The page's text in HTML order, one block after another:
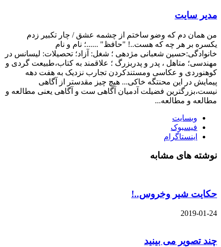
مدیر سایت
من همان دم که وضو ساختم از چشمه عشق / چار تکبیر زدم
یکسره بر هر چه که هست..! "حافظ" ......؛ نام و نام
خانوادگی:حسین شعبانی مژدهی ؛ شغل: آزاد؛ تحصیلات: لیسانس در
مهندسی؛ متاهل ، پدر و پدربزرگ ؛ علاقمند به کتاب،طبیعت گردی و
کوهنوردی و عکاسی ومستندکردن تجارب نزدیک به هفت دهه
پیمایش در این محنتگه خاکی... هیچ چیز مقدستر از آگاهی
نیست،بزرگترین فضیلت آدمیان آگاهی ست و آگاهی یعنی مطالعه و
مطالعه و مطالعه...
وبسایت
فیسبوک
اینستاگرام
نوشته های مشابه
حکایت شیر وخروس..!
2019-01-24
چند تصویر می بینید